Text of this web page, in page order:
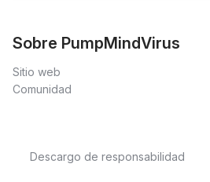
Sobre PumpMindVirus
Sitio web
Comunidad
Descargo de responsabilidad